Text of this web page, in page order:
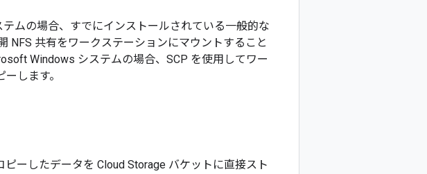
テムの場合、すでにインストールされている一般的な
NFS 共有をワークステーションにマウントすること
Windows システムの場合、SCP を使用してワー
します。
ーしたデータを Cloud Storage バケットに直接スト